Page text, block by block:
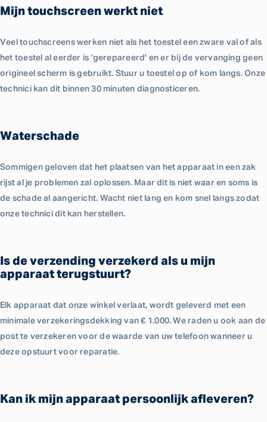
Mijn touchscreen werkt niet
Veel touchscreens werken niet als het toestel een zware val of als
het toestel al eerder is 'gerepareerd' en er bij de vervanging geen
origineel scherm is gebruikt. Stuur u toestel op of kom langs. Onze
technici kan dit binnen 30 minuten diagnosticeren.
Waterschade
Sommigen geloven dat het plaatsen van het apparaat in een zak
rijst al je problemen zal oplossen. Maar dit is niet waar en soms is
de schade al aangericht. Wacht niet lang en kom snel langs zodat
onze technici dit kan herstellen.
Is de verzending verzekerd als u mijn
apparaat terugstuurt?
Elk apparaat dat onze winkel verlaat, wordt geleverd met een
minimale verzekeringsdekking van € 1.000. We raden u ook aan de
post te verzekeren voor de waarde van uw telefoon wanneer u
deze opstuurt voor reparatie.
Kan ik mijn apparaat persoonlijk afleveren?